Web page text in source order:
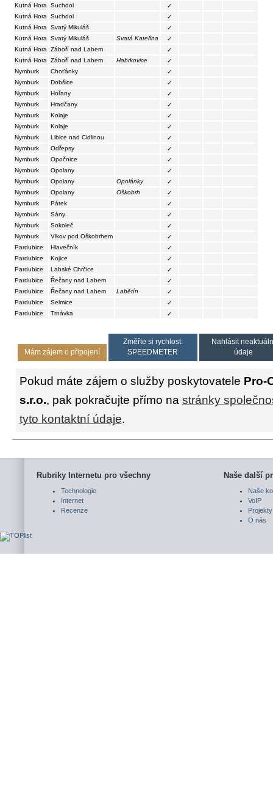
Kutná Hora
Suchdol
✓
Kutná Hora
Suchdol
✓
Kutná Hora
Svatý Mikuláš
✓
Kutná Hora
Svatý Mikuláš Svatá Kateřina
✓
Kutná Hora
Záboří nad Labem
✓
Kutná Hora
Záboří nad Labem Habrkovice
✓
Nymburk
Choťánky
✓
Nymburk
Dobšice
✓
Nymburk
Hořany
✓
Nymburk
Hradčany
✓
Nymburk
Kolaje
✓
Nymburk
Kolaje
✓
Nymburk
Libice nad Cidlinou
✓
Nymburk
Odřepsy
✓
Nymburk
Opočnice
✓
Nymburk
Opolany
✓
Nymburk
Opolany Opolánky
✓
Nymburk
Opolany Oškobrh
✓
Nymburk
Pátek
✓
Nymburk
Sány
✓
Nymburk
Sokoleč
✓
Nymburk
Vlkov pod Oškobrhem
✓
Pardubice
Hlavečník
✓
Pardubice
Kojice
✓
Pardubice
Labské Chrčice
✓
Pardubice
Řečany nad Labem
✓
Pardubice
Řečany nad Labem Labětín
✓
Pardubice
Selmice
✓
Pardubice
Trnávka ✓
Mám zájem o připojení
Změřte si rychlost:
SPEEDMETER
Nahlásit
údaje
Pokud máte zájem o služby poskytovatele Pro-
s.r.o., pak pokračujte přímo na stránky
tyto kontaktní údaje.
Rubriky Internetu pro všechny
Technologie
Internet
Recenze
Naše další
Naše
VoIP
Projekty
O nás